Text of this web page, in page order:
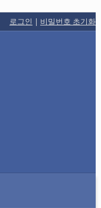
로그인 | 비밀번호 초기화